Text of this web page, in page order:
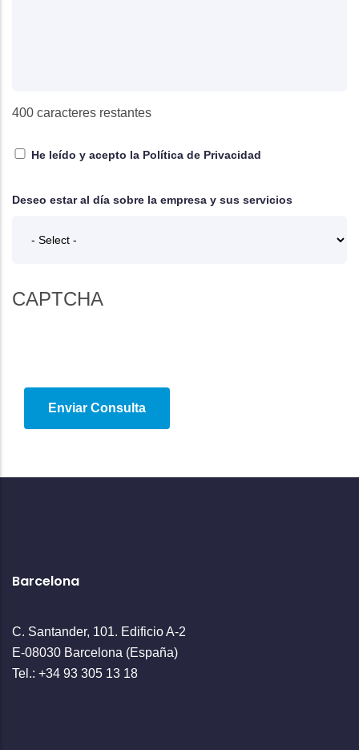
400 caracteres restantes
He leído y acepto la Política de Privacidad
Deseo estar al día sobre la empresa y sus servicios
CAPTCHA
Barcelona
C. Santander, 101. Edificio A-2
E-08030 Barcelona (España)
Tel.: +34 93 305 13 18